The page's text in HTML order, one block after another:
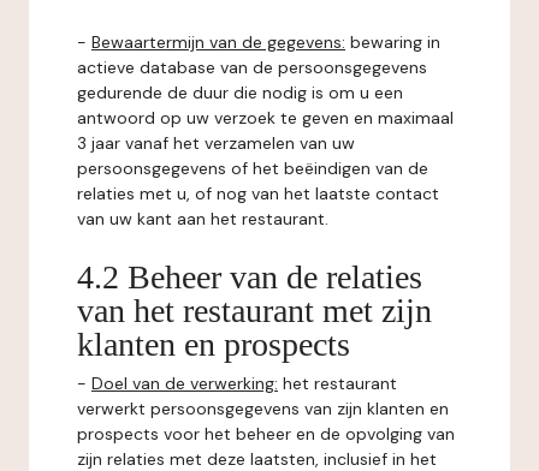
- Bewaartermijn van de gegevens: bewaring in
actieve database van de persoonsgegevens
gedurende de duur die nodig is om u een
antwoord op uw verzoek te geven en maximaal
3 jaar vanaf het verzamelen van uw
persoonsgegevens of het beëindigen van de
relaties met u, of nog van het laatste contact
van uw kant aan het restaurant.
4.2 Beheer van de relaties
van het restaurant met zijn
klanten en prospects
- Doel van de verwerking: het restaurant
verwerkt persoonsgegevens van zijn klanten en
prospects voor het beheer en de opvolging van
zijn relaties met deze laatsten, inclusief in het